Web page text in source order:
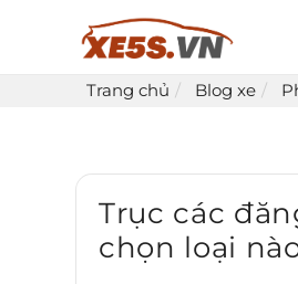
Trang chủ Blog xe
Trục các
chọn loại